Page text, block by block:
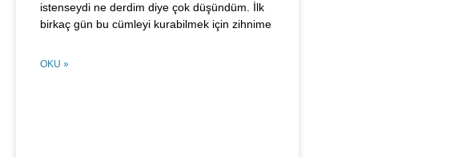
istenseydi ne derdim diye çok düşündüm. İlk
birkaç gün bu cümleyi kurabilmek için zihnime
OKU »